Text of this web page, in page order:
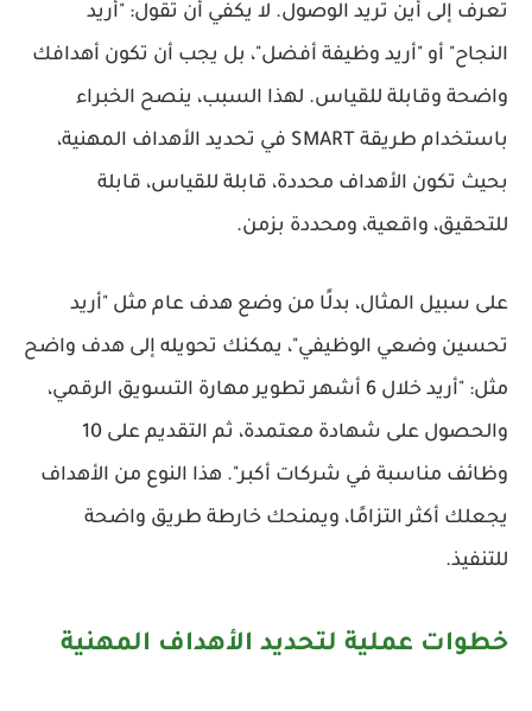
تعرف إلى أين تريد الوصول. لا يكفي أن تقول: "أريد
النجاح" أو "أريد وظيفة أفضل"، بل يجب أن تكون أهدافك
واضحة وقابلة للقياس. لهذا السبب، ينصح الخبراء
باستخدام طريقة SMART في تحديد الأهداف المهنية،
بحيث تكون الأهداف محددة، قابلة للقياس، قابلة
للتحقيق، واقعية، ومحددة بزمن.
على سبيل المثال، بدلًا من وضع هدف عام مثل "أريد
تحسين وضعي الوظيفي"، يمكنك تحويله إلى هدف واضح
مثل: "أريد خلال 6 أشهر تطوير مهارة التسويق الرقمي،
والحصول على شهادة معتمدة، ثم التقديم على 10
وظائف مناسبة في شركات أكبر". هذا النوع من الأهداف
يجعلك أكثر التزامًا، ويمنحك خارطة طريق واضحة
للتنفيذ.
خطوات عملية لتحديد الأهداف المهنية